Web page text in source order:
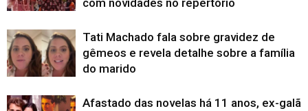
com novidades no repertório
Tati Machado fala sobre gravidez de
gêmeos e revela detalhe sobre a família
do marido
Afastado das novelas há 11 anos, ex-galã